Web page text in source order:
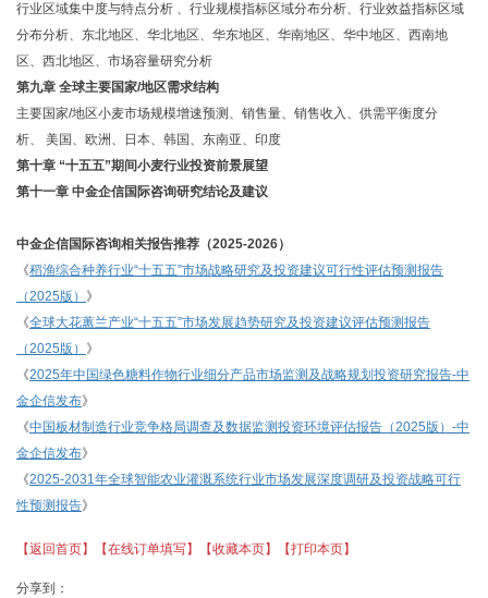
行业区域集中度与特点分析 、行业规模指标区域分布分析、行业效益指标区域
分布分析、东北地区、华北地区、华东地区、华南地区、华中地区、西南地
区、西北地区、市场容量研究分析
第九章 全球主要国家/地区需求结构
主要国家/地区小麦市场规模增速预测、销售量、销售收入、供需平衡度分
析、 美国 、欧洲、日本、韩国、东南亚、印度
第十章 “十五五”期间小麦行业投资前景展望
第十一章 中金企信国际咨询研究结论及建议
中金企信国际咨询相关报告推荐（2025-2026）
《稻渔综合种养行业“十五五”市场战略研究及投资建议可行性评估预测报告
（2025版） 》
《全球大花蕙兰产业“十五五”市场发展趋势研究及投资建议评估预测报告
（2025版） 》
《2025年中国绿色糖料作物行业细分产品市场监测及战略规划投资研究报告-中
金企信发布》
《中国板材制造行业竞争格局调查及数据监测投资环境评估报告（2025版）-中
金企信发布》
《2025-2031年全球智能农业灌溉系统行业市场发展深度调研及投资战略可行
性预测报告》
【返回首页】 【在线订单填写】 【收藏本页】 【打印本页】
分享到：